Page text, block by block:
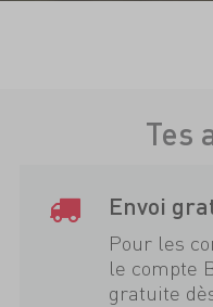
Tes
Envoi
Pour les
le compte
gratuite